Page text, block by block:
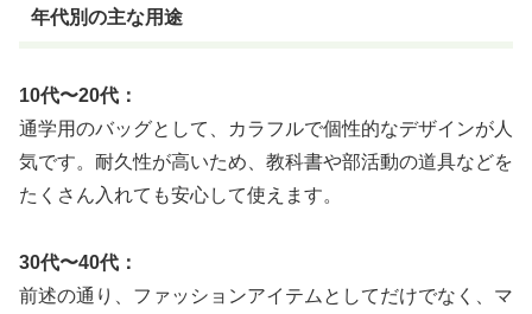
年代別の主な用途
10代〜20代：
通学用のバッグとして、カラフルで個性的なデザインが人
気です。耐久性が高いため、教科書や部活動の道具などを
たくさん入れても安心して使えます。
30代〜40代：
前述の通り、ファッションアイテムとしてだけでなく、マ